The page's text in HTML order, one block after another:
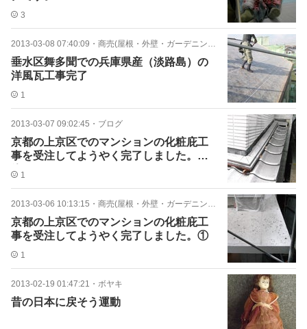
3
2013-03-08 07:40:09 ・ 商売(屋根・外壁・ガーデニング・太陽光)
垂水区舞多聞での兵庫県産（淡路島）の
洋風瓦工事完了
1
2013-03-07 09:02:45 ・ ブログ
京都の上京区でのマンションの化粧庇工
事を受注してようやく完了しました。②
終1
2013-03-06 10:13:15 ・ 商売(屋根・外壁・ガーデニング・太陽光)
京都の上京区でのマンションの化粧庇工
事を受注してようやく完了しました。①
1
2013-02-19 01:47:21 ・ ボヤキ
昔の日本に戻そう運動